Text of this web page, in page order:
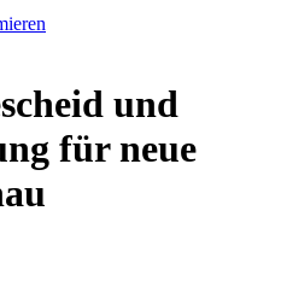
und
für neue